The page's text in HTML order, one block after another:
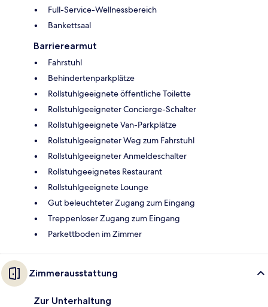
Full-Service-Wellnessbereich
Bankettsaal
Barrierearmut
Fahrstuhl
Behindertenparkplätze
Rollstuhlgeeignete öffentliche Toilette
Rollstuhlgeeigneter Concierge-Schalter
Rollstuhlgeeignete Van-Parkplätze
Rollstuhlgeeigneter Weg zum Fahrstuhl
Rollstuhlgeeigneter Anmeldeschalter
Rollstuhgeeignetes Restaurant
Rollstuhlgeeignete Lounge
Gut beleuchteter Zugang zum Eingang
Treppenloser Zugang zum Eingang
Parkettboden im Zimmer
Zimmerausstattung
Zur Unterhaltung